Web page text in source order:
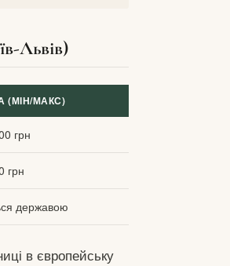
Львів)
(МІН/МАКС)
грн
грн
державою
в європейську